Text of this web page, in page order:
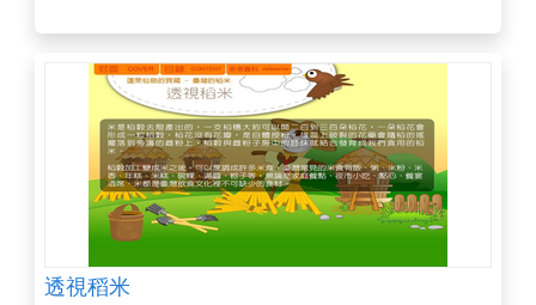
透視稻米